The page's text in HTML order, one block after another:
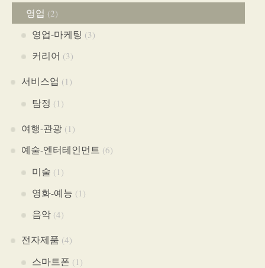
영업 (2)
영업-마케팅 (3)
커리어 (3)
서비스업 (1)
탐정 (1)
여행-관광(1)
예술-엔터테인먼트 (6)
미술 (1)
영화-예능 (1)
음악(4)
전자제품 (4)
스마트폰 (1)